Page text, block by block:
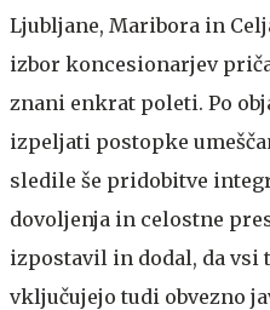
Ljubljane, Maribora in
izbor koncesionarjev
znani enkrat poleti. Po
izpeljati postopke
sledile še pridobitve
dovoljenja in celostne
izpostavil in dodal, da vsi
vključujejo tudi obvezno